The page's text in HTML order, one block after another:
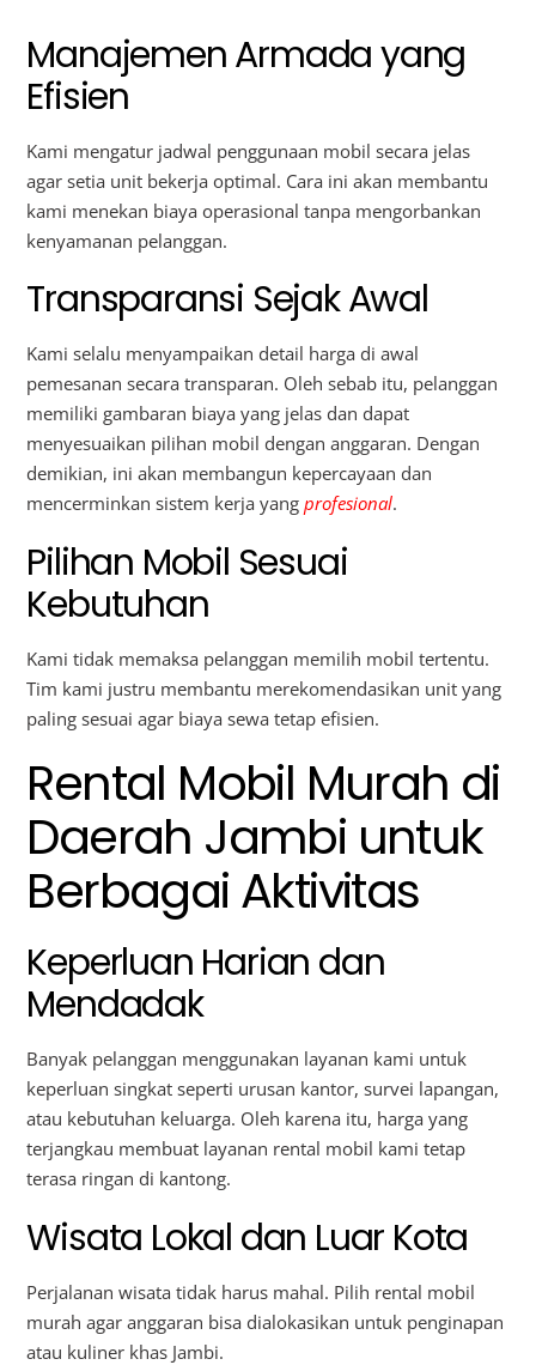
Manajemen Armada yang
Efisien
Kami mengatur jadwal penggunaan mobil secara jelas
agar setia unit bekerja optimal. Cara ini akan membantu
kami menekan biaya operasional tanpa mengorbankan
kenyamanan pelanggan.
Transparansi Sejak Awal
Kami selalu menyampaikan detail harga di awal
pemesanan secara transparan. Oleh sebab itu, pelanggan
memiliki gambaran biaya yang jelas dan dapat
menyesuaikan pilihan mobil dengan anggaran. Dengan
demikian, ini akan membangun kepercayaan dan
mencerminkan sistem kerja yangprofesional.
Pilihan Mobil Sesuai
Kebutuhan
Kami tidak memaksa pelanggan memilih mobil tertentu.
Tim kami justru membantu merekomendasikan unit yang
paling sesuai agar biaya sewa tetap efisien.
Rental Mobil Murah di
Daerah Jambi untuk
Berbagai Aktivitas
Keperluan Harian dan
Mendadak
Banyak pelanggan menggunakan layanan kami untuk
keperluan singkat seperti urusan kantor, survei lapangan,
atau kebutuhan keluarga. Oleh karena itu, harga yang
terjangkau membuat layanan rental mobil kami tetap
terasa ringan di kantong.
Wisata Lokal dan Luar Kota
Perjalanan wisata tidak harus mahal. Pilih rental mobil
murah agar anggaran bisa dialokasikan untuk penginapan
atau kuliner khas Jambi.